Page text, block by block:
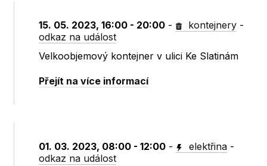
15. 05. 2023, 16:00 - 20:00 - kontejnery -
odkaz na událost
Velkoobjemový kontejner v ulici Ke Slatinám
Přejít na více informací
01. 03. 2023, 08:00 - 12:00 - elektřina -
odkaz na událost